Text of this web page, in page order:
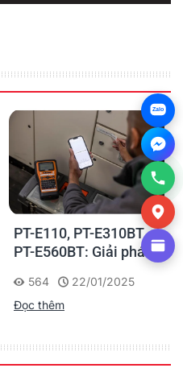
PT-E110, PT-E310BT,
PT-E560BT: Giải pháp
nghiệp của Brother
564
22/01/2025
Đọc thêm
Zalo